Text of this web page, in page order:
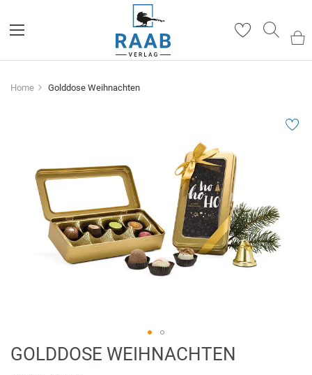
Home Golddose Weihnachten
Bildergalerie
springen
Zum
Anfang
GOLDDOSE WEIHNACHTEN